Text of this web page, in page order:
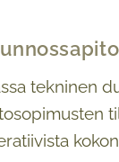
tekninen